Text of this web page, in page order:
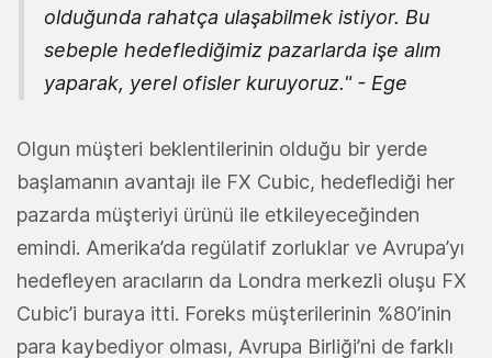
olduğunda rahatça ulaşabilmek istiyor. Bu
sebeple hedeflediğimiz pazarlarda işe alım
yaparak, yerel ofisler kuruyoruz." - Ege
Olgun müşteri beklentilerinin olduğu bir yerde
başlamanın avantajı ile FX Cubic, hedeflediği her
pazarda müşteriyi ürünü ile etkileyeceğinden
emindi. Amerika’da regülatif zorluklar ve Avrupa’yı
hedefleyen aracıların da Londra merkezli oluşu FX
Cubic’i buraya itti. Foreks müşterilerinin %80’inin
para kaybediyor olması, Avrupa Birliği’ni de farklı